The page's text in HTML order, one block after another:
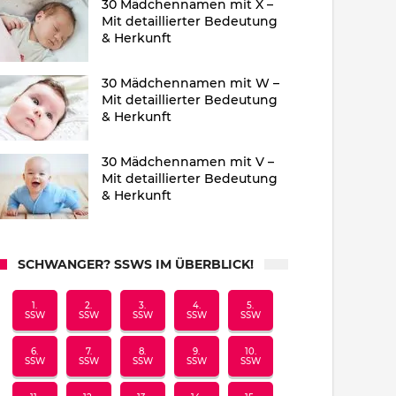
30 Mädchennamen mit X –
Mit detaillierter Bedeutung
& Herkunft
30 Mädchennamen mit W –
Mit detaillierter Bedeutung
& Herkunft
30 Mädchennamen mit V –
Mit detaillierter Bedeutung
& Herkunft
SCHWANGER? SSWS IM ÜBERBLICK!
1.
SSW
2.
SSW
3.
SSW
4.
SSW
5.
SSW
6.
SSW
7.
SSW
8.
SSW
9.
SSW
10.
SSW